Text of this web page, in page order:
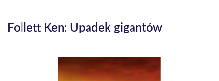
Follett Ken: Upadek gigantów